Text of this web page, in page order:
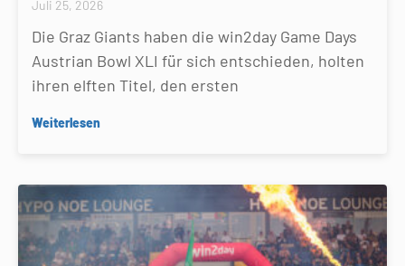
Juli 25, 2026
Die Graz Giants haben die win2day Game Days
Austrian Bowl XLI für sich entschieden, holten
ihren elften Titel, den ersten
Weiterlesen